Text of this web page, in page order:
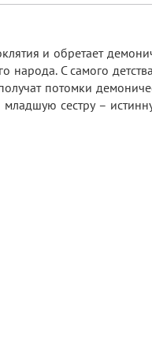
и обретает
народа. С самого
потомки
сестру –